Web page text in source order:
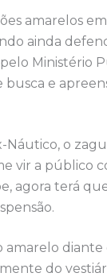
amarelos
ainda
Ministério
e
Náutico, o
vir a público
agora terá
diante
do